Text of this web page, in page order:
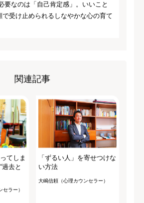
要なのは「自己肯定感」。いいこと
で受け止められるしなやかな心の育て
関連記事
てしま
過去と
ラー）
「ずるい人」を寄せつけな
い方法
大嶋信頼（心理カウンセラー）